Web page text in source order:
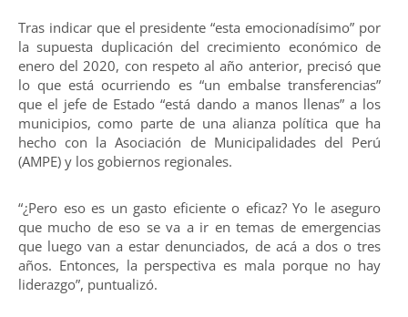
Tras indicar que el presidente “esta emocionadísimo” por
la supuesta duplicación del crecimiento económico de
enero del 2020, con respeto al año anterior, precisó que
lo que está ocurriendo es “un embalse transferencias”
que el jefe de Estado “está dando a manos llenas” a los
municipios, como parte de una alianza política que ha
hecho con la Asociación de Municipalidades del Perú
(AMPE) y los gobiernos regionales.
“¿Pero eso es un gasto eficiente o eficaz? Yo le aseguro
que mucho de eso se va a ir en temas de emergencias
que luego van a estar denunciados, de acá a dos o tres
años. Entonces, la perspectiva es mala porque no hay
liderazgo”, puntualizó.